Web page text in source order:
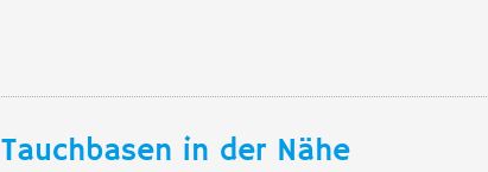
Tauchbasen in der Nähe